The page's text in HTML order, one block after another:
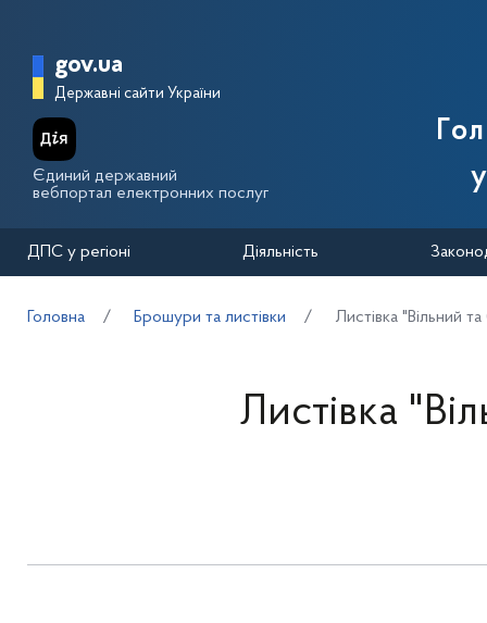
Головна сторінка Державної
gov.ua
Державні сайти України
Єдиний державний
вебпортал електронних послуг
ДПС у регіоні Діяльність
Головна Брошури та листівки Листівка "Вільний
Листівка